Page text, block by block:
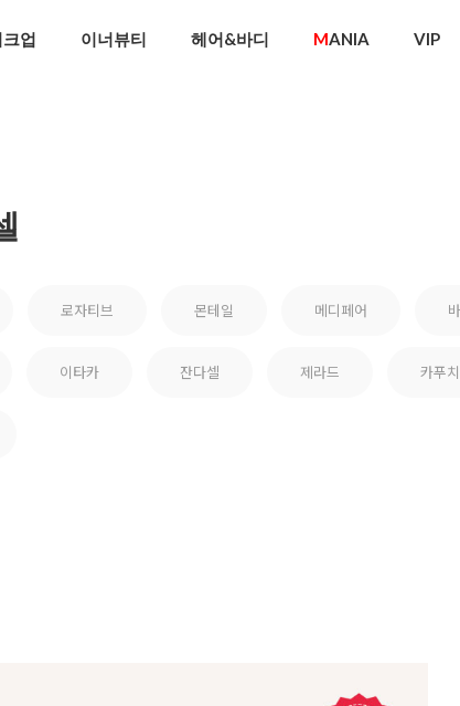
업 이너뷰티 헤어&바디 MANIA VIP
로자티브 몬테일 메디페어
이타카 잔다셀 제라드 카푸